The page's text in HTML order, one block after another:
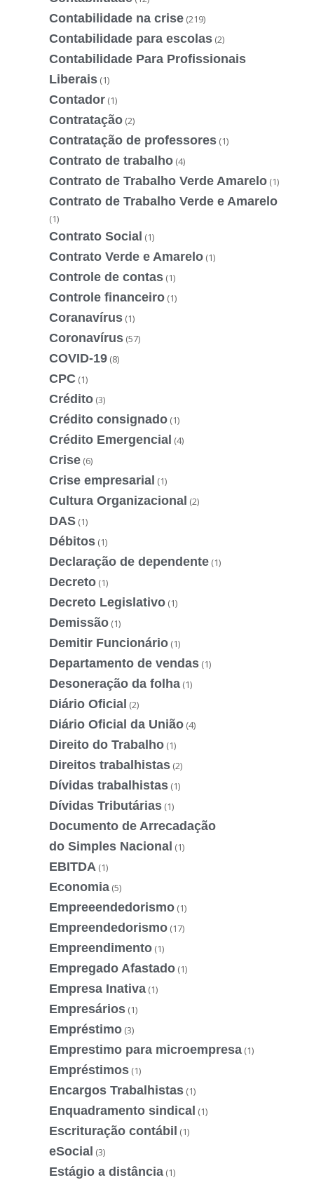
Contabilidade na crise (219)
Contabilidade para escolas (2)
Contabilidade Para Profissionais
Liberais (1)
Contador (1)
Contratação (2)
Contratação de professores (1)
Contrato de trabalho (4)
Contrato de Trabalho Verde Amarelo (1)
Contrato de Trabalho Verde e Amarelo
(1)
Contrato Social (1)
Contrato Verde e Amarelo (1)
Controle de contas (1)
Controle financeiro (1)
Coranavírus (1)
Coronavírus (57)
COVID-19 (8)
CPC (1)
Crédito (3)
Crédito consignado (1)
Crédito Emergencial (4)
Crise (6)
Crise empresarial (1)
Cultura Organizacional (2)
DAS (1)
Débitos (1)
Declaração de dependente (1)
Decreto (1)
Decreto Legislativo (1)
Demissão (1)
Demitir Funcionário (1)
Departamento de vendas (1)
Desoneração da folha (1)
Diário Oficial (2)
Diário Oficial da União (4)
Direito do Trabalho (1)
Direitos trabalhistas (2)
Dívidas trabalhistas (1)
Dívidas Tributárias (1)
Documento de Arrecadação
do Simples Nacional (1)
EBITDA (1)
Economia (5)
Empreeendedorismo (1)
Empreendedorismo (17)
Empreendimento (1)
Empregado Afastado (1)
Empresa Inativa (1)
Empresários (1)
Empréstimo (3)
Emprestimo para microempresa (1)
Empréstimos (1)
Encargos Trabalhistas (1)
Enquadramento sindical (1)
Escrituração contábil (1)
eSocial (3)
Estágio a distância (1)